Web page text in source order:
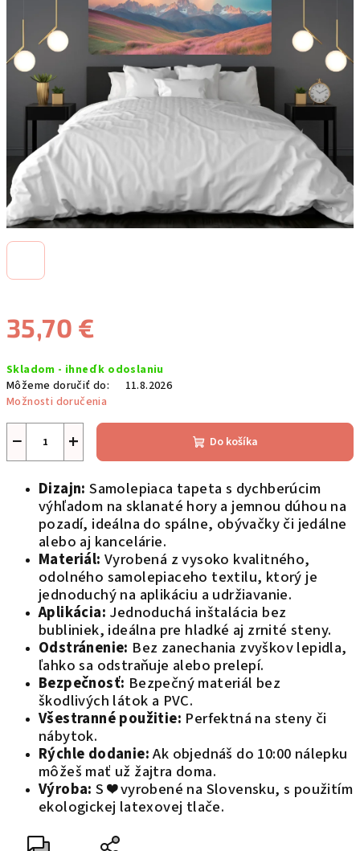
35,70 €
cena:
Skladom - ihneď k odoslaniu
Môžeme doručiť do:
11.8.2026
Možnosti doručenia
+
− Do košíka
Dizajn: Samolepiaca tapeta s dychberúcim
výhľadom na sklanaté hory a jemnou dúhou na
pozadí, ideálna do spálne, obývačky či jedálne
alebo aj kancelárie.
Materiál: Vyrobená z vysoko kvalitného,
odolného samolepiaceho textilu, ktorý je
jednoduchý na aplikáciu a udržiavanie.
Aplikácia: Jednoduchá inštalácia bez
bubliniek, ideálna pre hladké aj zrnité steny.
Odstránenie: Bez zanechania zvyškov lepidla,
ľahko sa odstraňuje alebo prelepí.
Bezpečnosť: Bezpečný materiál bez
škodlivých látok a PVC.
Všestranné použitie: Perfektná na steny či
nábytok.
Rýchle dodanie:Ak objednáš do 10:00 nálepku
môžeš mať už žajtra doma.
Výroba: S ❤️ vyrobené na Slovensku, s použitím
ekologickej latexovej tlače.